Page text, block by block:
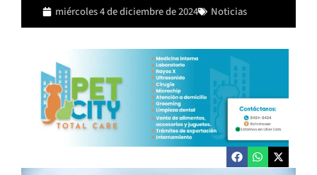
miércoles 4 de diciembre de 2024
Noticias